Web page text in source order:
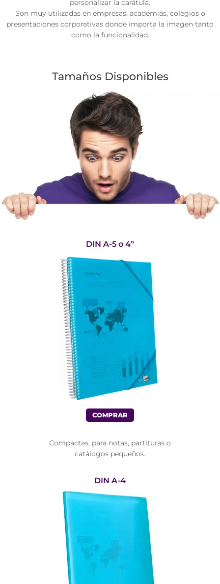
personalizar la carátula.
Son muy utilizadas en empresas, academias, colegios o
presentaciones corporativas donde importa la imagen tanto
como la funcionalidad.
Tamaños Disponibles
DIN A-5 o 4º
COMPRAR
Compactas, para notas, partituras o
catálogos pequeños.
DIN A-4